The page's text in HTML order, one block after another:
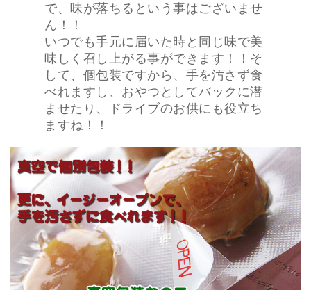
で、味が落ちるという事はございませ
ん！！
いつでも手元に届いた時と同じ味で美
味しく召し上がる事ができます！！そ
して、個包装ですから、手を汚さず食
べれますし、おやつとしてバックに潜
ませたり、ドライブのお供にも役立ち
ますね！！